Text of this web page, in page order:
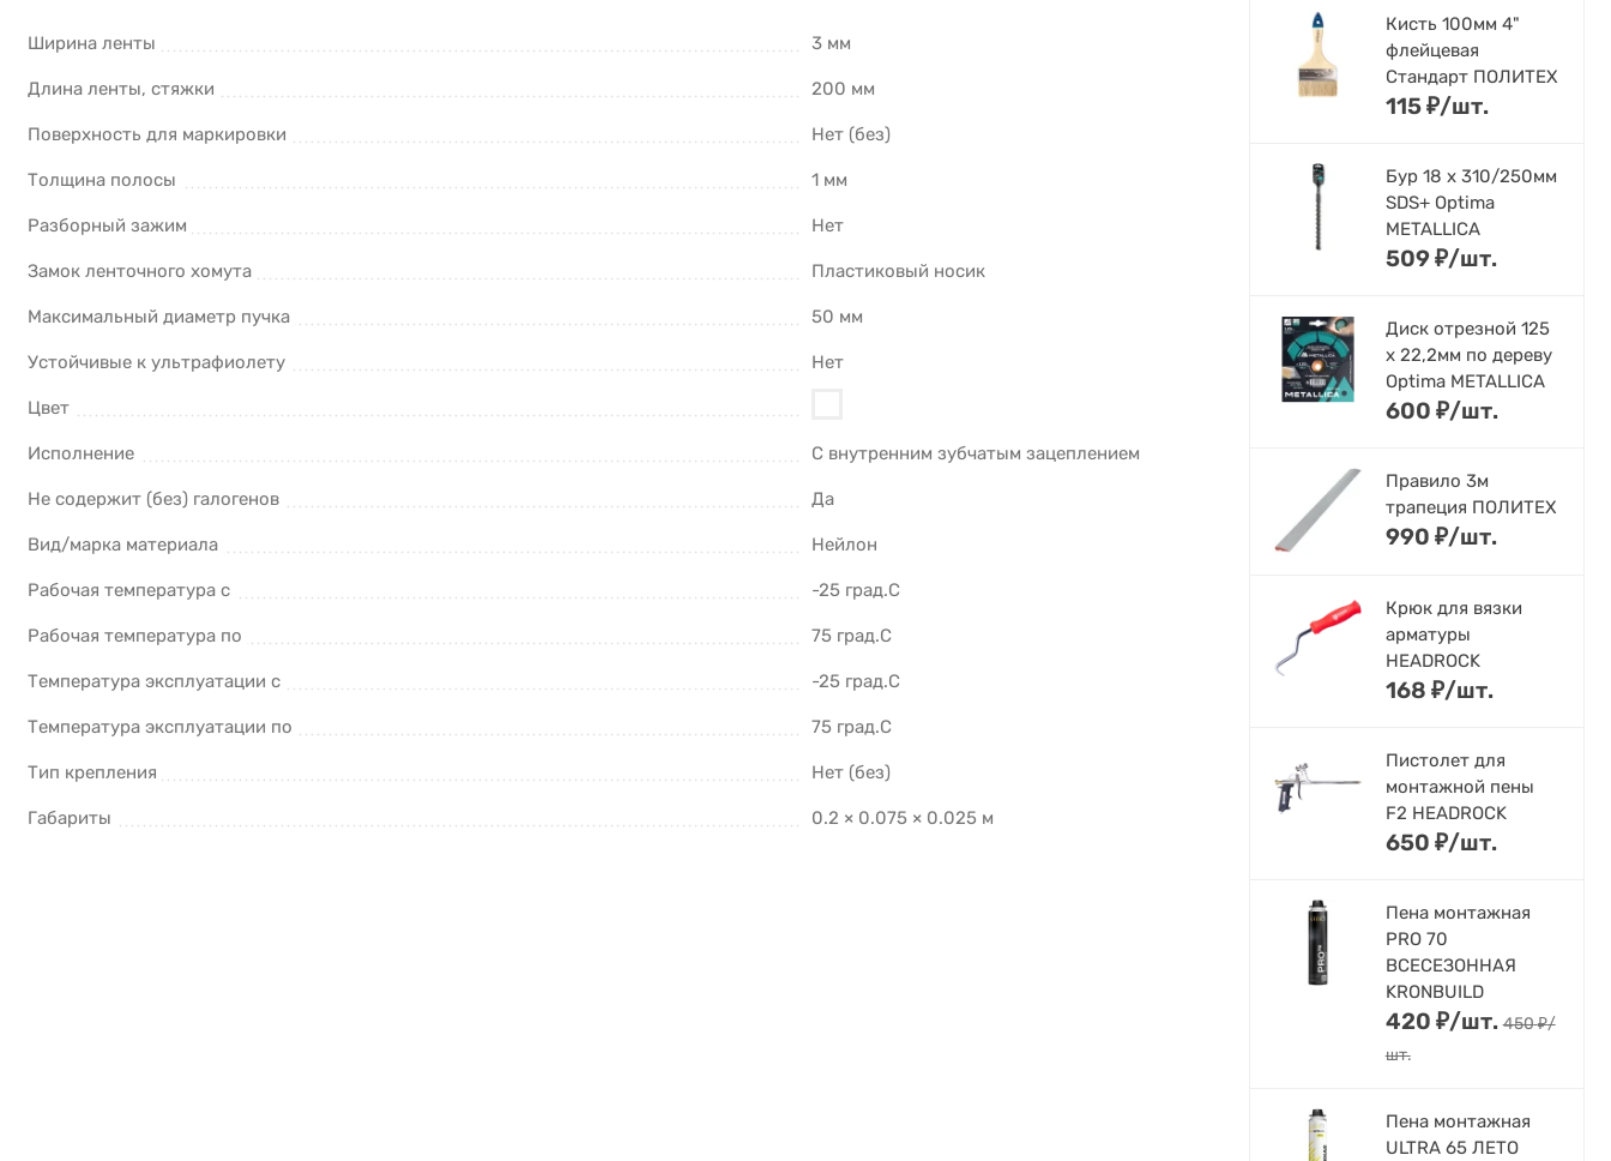
Ширина ленты 3 мм
Длина ленты, стяжки 200 мм
Поверхность для маркировки Нет (без)
Толщина полосы 1 мм
Разборный зажим Нет
Замок ленточного хомута Пластиковый носик
Максимальный диаметр пучка 50 мм
Устойчивые к ультрафиолету Нет
Цвет
Исполнение С внутренним зубчатым зацеплением
Не содержит (без) галогенов Да
Вид/марка материала Нейлон
Рабочая температура с -25 град.C
Рабочая температура по 75 град.C
Температура эксплуатации с -25 град.C
Температура эксплуатации по 75 град.C
Тип крепления Нет (без)
Габариты 0.2 × 0.075 × 0.025 м
Кисть 100мм 4"
флейцевая
Стандарт ПОЛИТЕХ
115₽/шт.
Бур 18 х 310/250мм
SDS+ Optima
METALLICA
509₽/шт.
Диск отрезной 125
x 22,2мм по дереву
Optima METALLICA
600 ₽/шт.
Правило 3м
трапеция ПОЛИТЕХ
990 ₽/шт.
Крюк для вязки
арматуры
HEADROCK
168 ₽/шт.
Пистолет для
монтажной пены
F2 HEADROCK
650 ₽/шт.
Пена монтажная
PRO 70
ВСЕСЕЗОННАЯ
KRONBUILD
420 ₽/шт. 450₽/
шт.
Пена монтажная
ULTRA 65 ЛЕТО